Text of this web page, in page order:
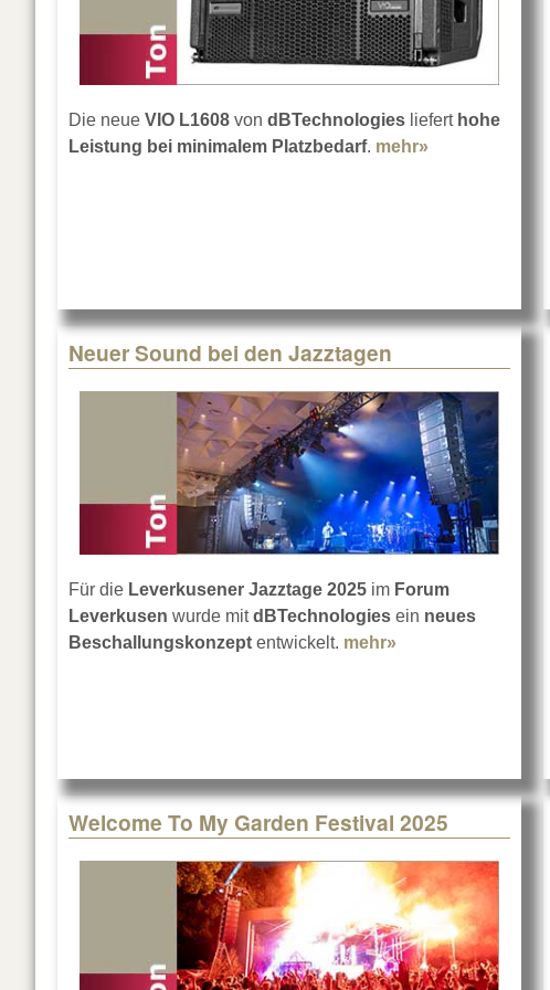
Die neue VIO L1608 von dBTechnologies liefert hohe
Leistung bei minimalem Platzbedarf. mehr» about
Neuer Sound bei den Jazztagen
Für die Leverkusener Jazztage 2025 im Forum
Leverkusen wurde mitdBTechnologies ein neues
Beschallungskonzept entwickelt. mehr» about Neuer
Welcome To My Garden Festival 2025